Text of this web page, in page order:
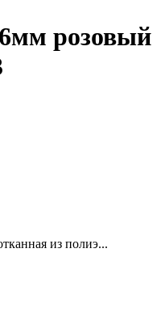
розовый
из полиэ...